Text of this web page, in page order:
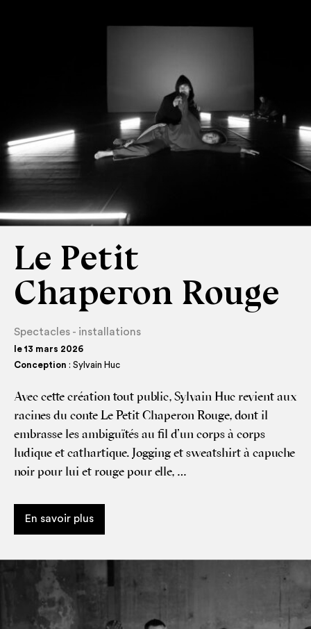
Le Petit
Chaperon Rouge
Spectacles - installations
le 13 mars 2026
Conception : Sylvain Huc
Avec cette créa­tion tout public, Syl­vain Huc revient aux
racines du conte Le Petit Cha­pe­ron Rouge, dont il
embrasse les ambi­guï­tés au fil d’un corps à corps
ludique et cathartique. Jog­ging et sweat­shirt à capuche
noir pour lui et rouge pour elle, …
En savoir plus